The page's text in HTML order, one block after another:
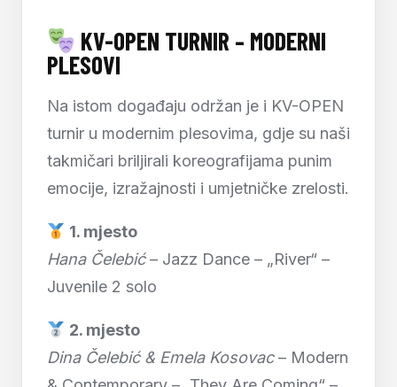
KV-OPEN TURNIR – MODERNI
PLESOVI
Na istom događaju održan je i KV-OPEN
turnir u modernim plesovima, gdje su naši
takmičari briljirali koreografijama punim
emocije, izražajnosti i umjetničke zrelosti.
1. mjesto
Hana Čelebić– Jazz Dance – „River“ –
Juvenile 2 solo
2. mjesto
Dina Čelebić & Emela Kosovac– Modern